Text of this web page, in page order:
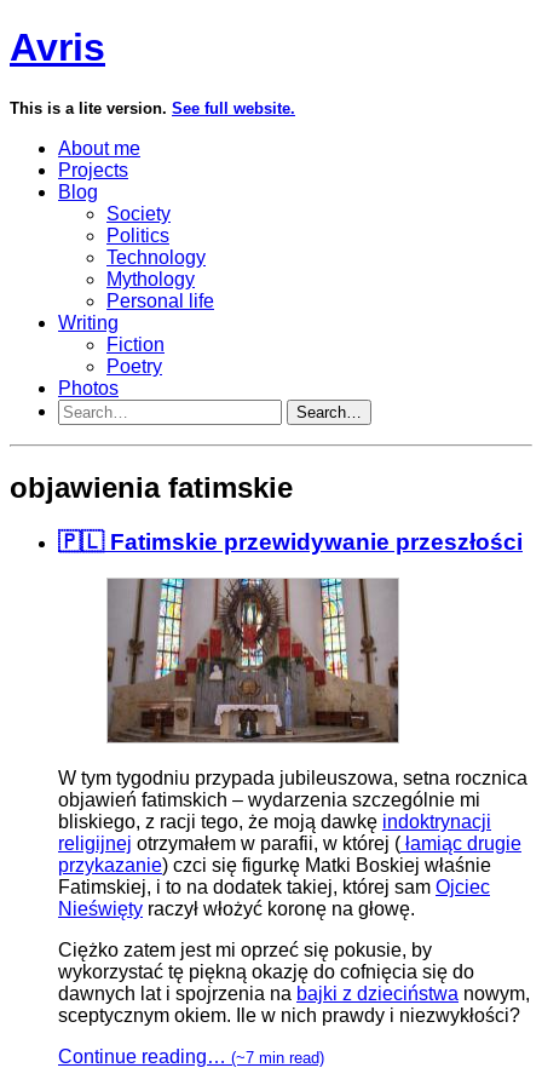
Avris
This is a lite version. See full website.
About me
Projects
Blog
Society
Politics
Technology
Mythology
Personal life
Writing
Fiction
Poetry
Photos
Search…
objawienia fatimskie
🇵🇱 Fatimskie przewidywanie przeszłości
W tym tygodniu przypada jubileuszowa, setna rocznica
objawień fatimskich – wydarzenia szczególnie mi
bliskiego, z racji tego, że moją dawkę indoktrynacji
religijnej otrzymałem w parafii, w której ( łamiąc drugie
przykazanie) czci się figurkę Matki Boskiej właśnie
Fatimskiej, i to na dodatek takiej, której sam Ojciec
Nieświęty raczył włożyć koronę na głowę.
Ciężko zatem jest mi oprzeć się pokusie, by
wykorzystać tę piękną okazję do cofnięcia się do
dawnych lat i spojrzenia na bajki z dzieciństwa nowym,
sceptycznym okiem. Ile w nich prawdy i niezwykłości?
Continue reading… (~7 min read)